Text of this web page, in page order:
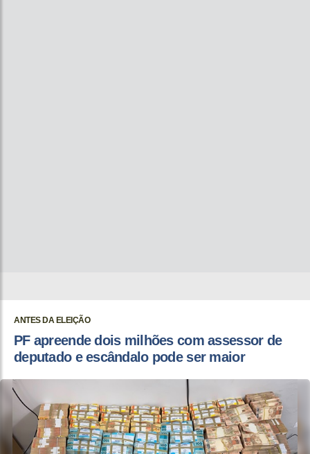
ANTES DA ELEIÇÃO
PF apreende dois milhões com assessor de
deputado e escândalo pode ser maior